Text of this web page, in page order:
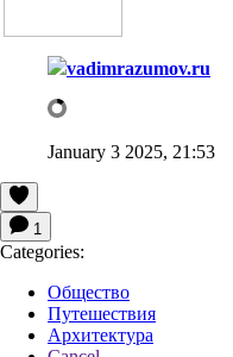
vadimrazumov.ru
January 3 2025, 21:53
1
Categories:
Общество
Путешествия
Архитектура